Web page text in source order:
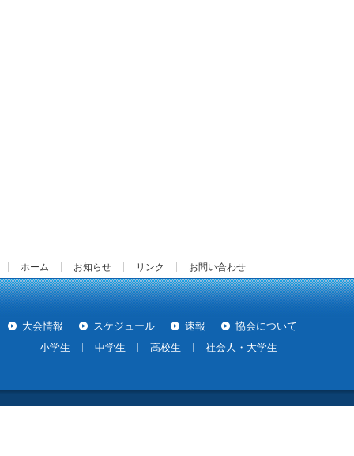
ホーム お知らせ リンク お問い合わせ
大会情報 スケジュール 速報
協会について
小学生
中学生 高校生 社会人・大学生